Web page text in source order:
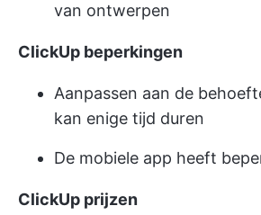
van ontwerpen
ClickUp beperkingen
Aanpassen aan de
kan enige tijd duren
De mobiele app heeft
ClickUp prijzen